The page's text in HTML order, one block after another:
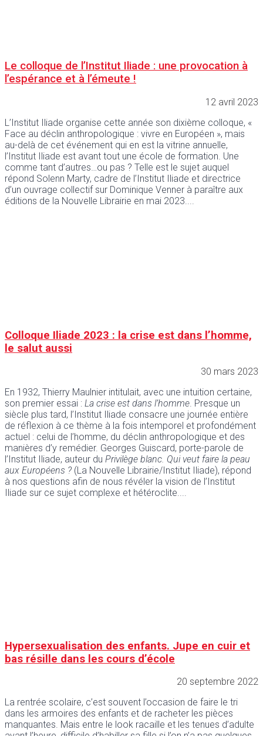
Le colloque de l’Institut Iliade : une provocation à
l’espérance et à l’émeute !
12 avril 2023
L’Institut Iliade organise cette année son dixième colloque, «
Face au déclin anthropologique : vivre en Européen », mais
au-delà de cet événement qui en est la vitrine annuelle,
l’Institut Iliade est avant tout une école de formation. Une
comme tant d’autres…ou pas ? Telle est le sujet auquel
répond Solenn Marty, cadre de l’Institut Iliade et directrice
d’un ouvrage collectif sur Dominique Venner à paraître aux
éditions de la Nouvelle Librairie en mai 2023.
Colloque Iliade 2023 : la crise est dans l’homme,
le salut aussi
30 mars 2023
En 1932, Thierry Maulnier intitulait, avec une intuition certaine,
son premier essai : La crise est dans l’homme. Presque un
siècle plus tard, l’Institut Iliade consacre une journée entière
de réflexion à ce thème à la fois intemporel et profondément
actuel : celui de l’homme, du déclin anthropologique et des
manières d’y remédier. Georges Guiscard, porte-parole de
l’Institut Iliade, auteur du Privilège blanc. Qui veut faire la peau
aux Européens ? (La Nouvelle Librairie/Institut Iliade), répond
à nos questions afin de nous révéler la vision de l’Institut
Iliade sur ce sujet complexe et hétéroclite.
Hypersexualisation des enfants. Jupe en cuir et
bas résille dans les cours d’école
20 septembre 2022
La rentrée scolaire, c’est souvent l’occasion de faire le tri
dans les armoires des enfants et de racheter les pièces
manquantes. Mais entre le look racaille et les tenues d’adulte